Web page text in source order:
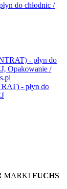
do chłodnic /
- płyn do
MARKI FUCHS